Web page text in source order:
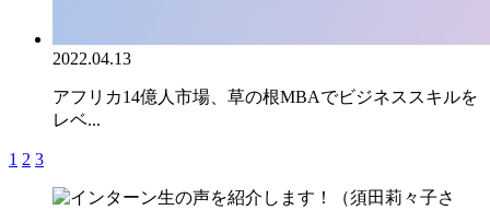
2022.04.13
アフリカ14億人市場、草の根MBAでビジネススキルを
レベ...
1 2 3